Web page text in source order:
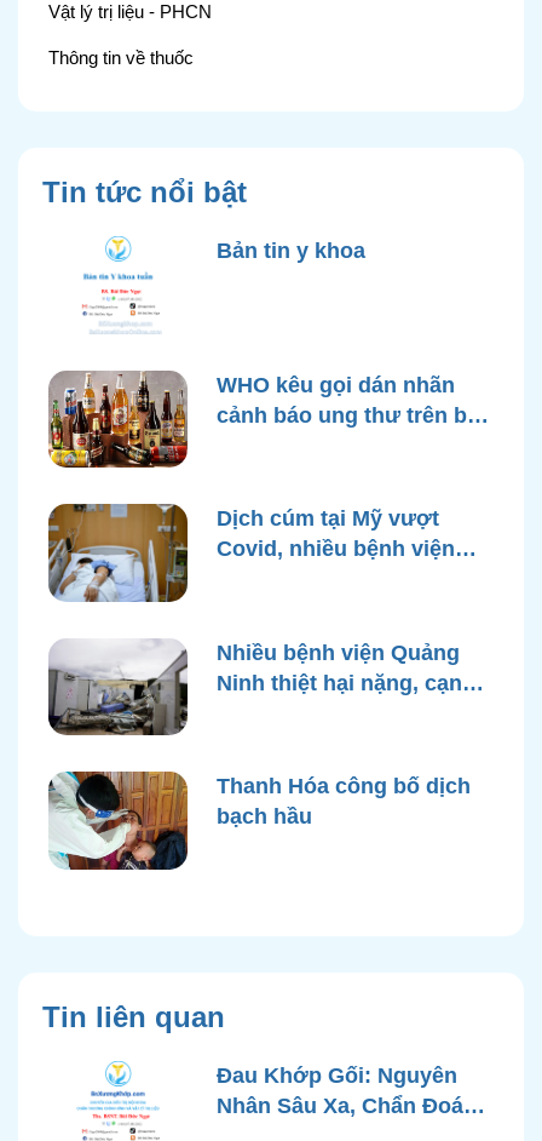
Vật lý trị liệu - PHCN
Thông tin về thuốc
Tin tức nổi bật
Bản tin y khoa
WHO kêu gọi dán nhãn
cảnh báo ung thư trên bao
Dịch cúm tại Mỹ vượt
Covid, nhiều bệnh viện
Nhiều bệnh viện Quảng
Ninh thiệt hại nặng, cạn
Thanh Hóa công bố dịch
bạch hầu
Tin liên quan
Đau Khớp Gối: Nguyên
Nhân Sâu Xa, Chẩn Đoán